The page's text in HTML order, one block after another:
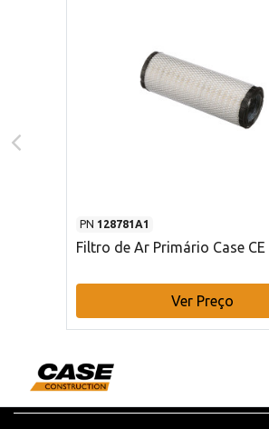
PN 128781A1
Filtro de Ar Primário Case CE
Ver Preço